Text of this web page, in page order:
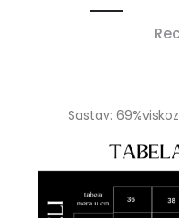
Sastav: